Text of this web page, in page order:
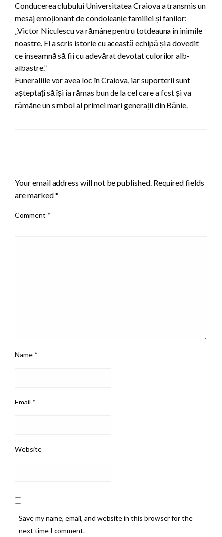
Conducerea clubului Universitatea Craiova a transmis un
mesaj emoționant de condoleanțe familiei și fanilor:
„Victor Niculescu va rămâne pentru totdeauna în inimile
noastre. El a scris istorie cu această echipă și a dovedit
ce înseamnă să fii cu adevărat devotat culorilor alb-
albastre.”
Funeraliile vor avea loc în Craiova, iar suporterii sunt
așteptați să își ia rămas bun de la cel care a fost și va
rămâne un simbol al primei mari generații din Bănie.
Your email address will not be published. Required fields
are marked*
Comment *
Name *
Email *
Website
Save my name, email, and website in this browser for the
next time I comment.